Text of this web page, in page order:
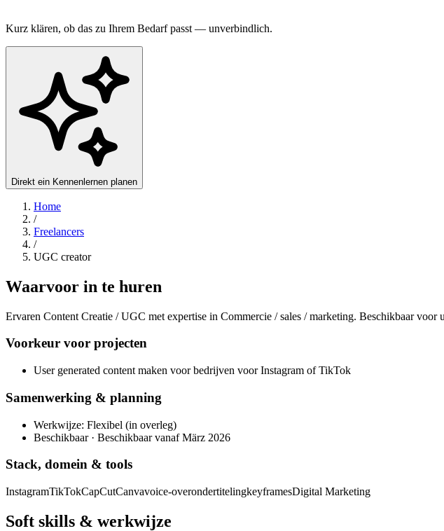
Kurz klären, ob das zu Ihrem Bedarf passt — unverbindlich.
Direkt ein Kennenlernen planen
Home
/
Freelancers
/
UGC creator
Waarvoor in te huren
Ervaren Content Creatie / UGC met expertise in Commercie / sales / marketing. Beschikbaar voor
Voorkeur voor projecten
User generated content maken voor bedrijven voor Instagram of TikTok
Samenwerking & planning
Werkwijze: Flexibel (in overleg)
Beschikbaar · Beschikbaar vanaf März 2026
Stack, domein & tools
InstagramTikTokCapCutCanvavoice-overondertitelingkeyframesDigital Marketing
Soft skills & werkwijze